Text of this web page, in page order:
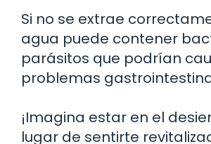
Si no se extrae
agua puede contener
parásitos que podrían
problemas
¡Imagina estar en el
lugar de sentirte